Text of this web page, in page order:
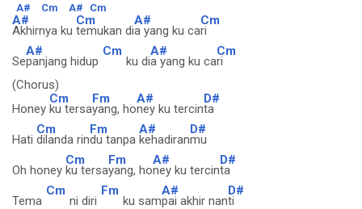
A#
Cm A# Cm
A#
Akhirnya ku
Cm
temukan di
A#
a yang ku ca
Cm
ri
Se
A#
panjang hidup
Cm
ku di
A#
a yang ku ca
Cm
ri
(Chorus)
Honey
Cm
ku tersa
Fm
yang, ho
A#
ney ku tercin
D#
ta
Hati
Cm
dilanda rin
Fm
du tanpa
A#
kehadiran
D#
mu
Oh honey
Cm
ku tersa
Fm
yang, ho
A#
ney ku tercin
D#
ta
Tema
Cm
ni diri
Fm
ku sam
A#
pai akhir nan
D#
ti